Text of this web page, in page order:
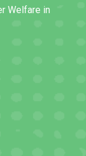
Welfare in